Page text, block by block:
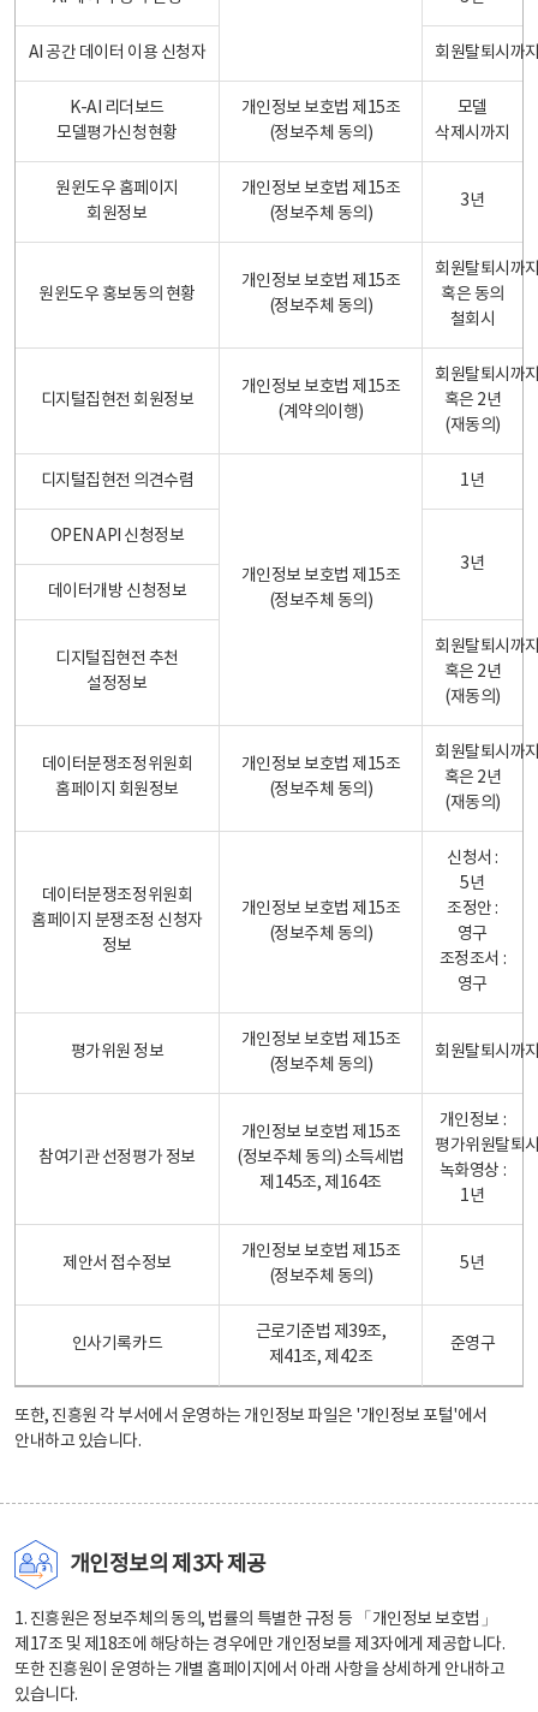
AI 공간 데이터 이용 신청자 회원탈퇴시까
K-AI 리더보드
모델평가신청현황
개인정보 보호법 제15조
(정보주체 동의)
모델
삭제시까지
원윈도우 홈페이지
회원정보
개인정보 보호법 제15조
(정보주체 동의)
3년
원윈도우 홍보동의 현황
개인정보 보호법 제15조
(정보주체 동의)
회원탈퇴시까
혹은 동의
철회시
디지털집현전 회원정보
개인정보 보호법 제15조
(계약의이행)
회원탈퇴시까
혹은 2년
(재동의)
디지털집현전 의견수렴
개인정보 보호법 제15조
(정보주체 동의)
1년
OPEN API 신청정보
3년
데이터개방 신청정보
디지털집현전 추천
설정정보
회원탈퇴시까
혹은 2년
(재동의)
데이터분쟁조정위원회
홈페이지 회원정보
개인정보 보호법 제15조
(정보주체 동의)
회원탈퇴시까
혹은 2년
(재동의)
데이터분쟁조정위원회
홈페이지 분쟁조정 신청자
정보
개인정보 보호법 제15조
(정보주체 동의)
신청서 :
5년
조정안 :
영구
조정조서 :
영구
평가위원 정보
개인정보 보호법 제15조
(정보주체 동의)
회원탈퇴시까
참여기관 선정평가 정보
개인정보 보호법 제15조
(정보주체 동의) 소득세법
제145조, 제164조
개인정보 :
평가위원탈퇴
녹화영상 :
1년
제안서 접수정보
개인정보 보호법 제15조
(정보주체 동의)
5년
인사기록카드
근로기준법 제39조,
제41조, 제42조
준영구
또한, 진흥원 각 부서에서 운영하는 개인정보 파일은 '개인정보 포털'에서
안내하고 있습니다.
개인정보의 제3자 제공
1. 진흥원은 정보주체의 동의, 법률의 특별한 규정 등 「개인정보 보호법」
제17조 및 제18조에 해당하는 경우에만 개인정보를 제3자에게 제공합니다.
또한 진흥원이 운영하는 개별 홈페이지에서 아래 사항을 상세하게 안내하고
있습니다.